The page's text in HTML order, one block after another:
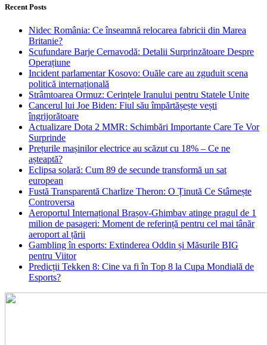
Recent Posts
Nidec România: Ce înseamnă relocarea fabricii din Marea
Britanie?
Scufundare Barje Cernavodă: Detalii Surprinzătoare Despre
Operațiune
Incident parlamentar Kosovo: Ouăle care au zguduit scena
politică internațională
Strâmtoarea Ormuz: Cerințele Iranului pentru Statele Unite
Cancerul lui Joe Biden: Fiul său împărtășește vești
îngrijorătoare
Actualizare Dota 2 MMR: Schimbări Importante Care Te Vor
Surprinde
Prețurile mașinilor electrice au scăzut cu 18% – Ce ne
așteaptă?
Eclipsa solară: Cum 89 de secunde transformă un sat
european
Fustă Transparentă Charlize Theron: O Ținută Ce Stârnește
Controversa
Aeroportul Internațional Brașov‑Ghimbav atinge pragul de 1
milion de pasageri: Moment de referință pentru cel mai tânăr
aeroport al țării
Gambling în esports: Extinderea Oddin și Măsurile BIG
pentru Viitor
Predicții Tekken 8: Cine va fi în Top 8 la Cupa Mondială de
Esports?